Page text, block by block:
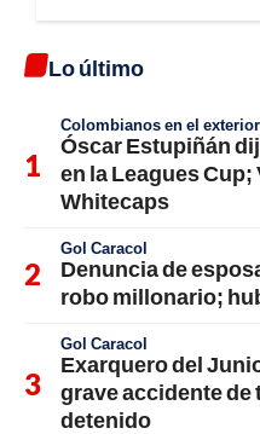
Lo último
Colombianos en el exterior
Óscar Estupiñán
en la Leagues
Whitecaps
Gol Caracol
Denuncia de
robo millonario;
Gol Caracol
Exarquero del
grave accidente
detenido